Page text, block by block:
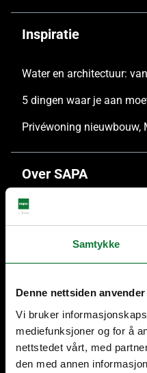
Samtykke
Denne nettsiden
Vi bruker
mediefunksjoner og for å
nettstedet vårt, med
den med annen
Inspiratie
Over SAPA
Over SAPA
Duurzaamheid
Kwaliteit
Dienst naverkoop &
Jobs